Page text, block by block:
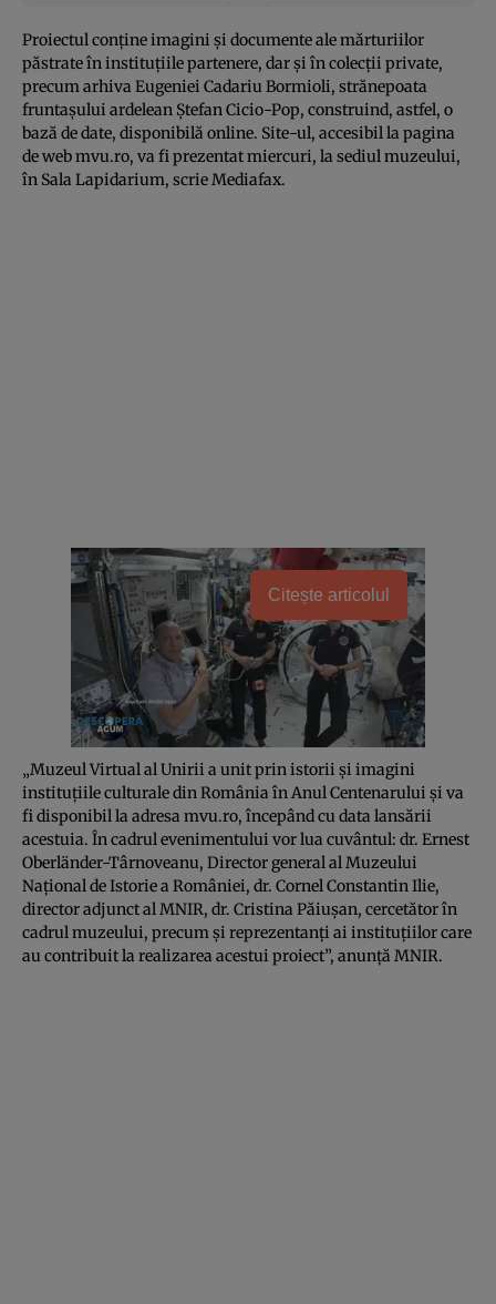
Proiectul conţine imagini şi documente ale mărturiilor
păstrate în instituţiile partenere, dar şi în colecţii private,
precum arhiva Eugeniei Cadariu Bormioli, strănepoata
fruntaşului ardelean Ştefan Cicio-Pop, construind, astfel, o
bază de date, disponibilă online. Site-ul, accesibil la pagina
de web mvu.ro, va fi prezentat miercuri, la sediul muzeului,
în Sala Lapidarium, scrieMediafax.
Citește articolul
„Muzeul Virtual al Unirii a unit prin istorii şi imagini
instituţiile culturale din România în Anul Centenarului şi va
fi disponibil la adresa mvu.ro, începând cu data lansării
acestuia. În cadrul evenimentului vor lua cuvântul: dr. Ernest
Oberländer-Târnoveanu, Director general al Muzeului
Naţional de Istorie a României, dr. Cornel Constantin Ilie,
director adjunct al MNIR, dr. Cristina Păiuşan, cercetător în
cadrul muzeului, precum şi reprezentanţi ai instituţiilor care
au contribuit la realizarea acestui proiect”, anunţă MNIR.